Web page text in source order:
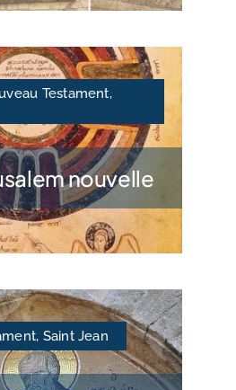
Testament,
nouvelle
, Saint Jean